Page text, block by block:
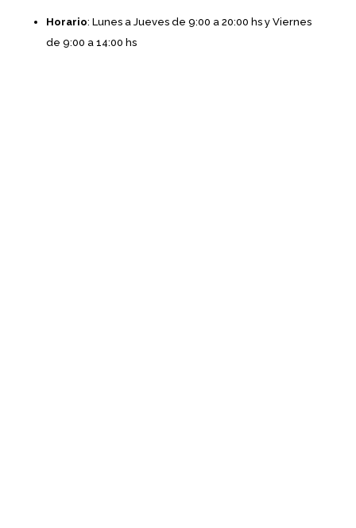
Horario: Lunes a Jueves de 9:00 a 20:00 hs y Viernes
de 9:00 a 14:00 hs